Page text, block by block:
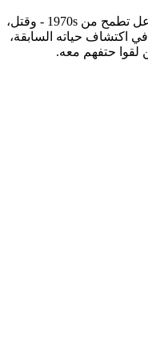
في هذه النسخة الحديثة من كرز، أم - فاعل تطمح من 1970s - وقتل،
اكتشاف حياته السابقة،
لقوا حتفهم معه.